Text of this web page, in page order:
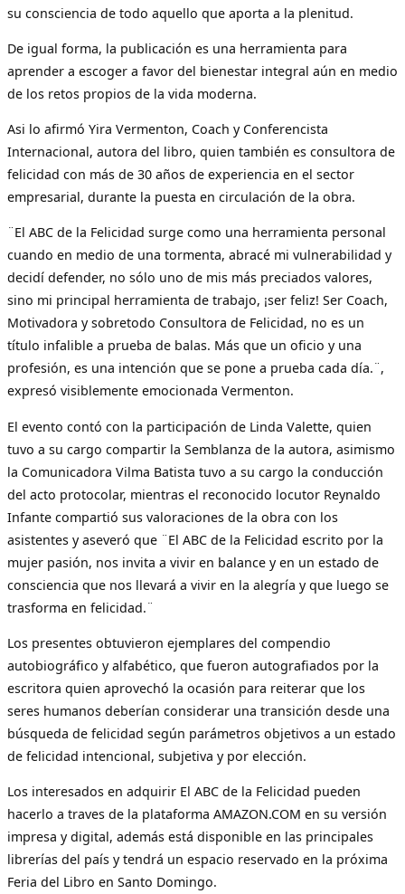
su consciencia de todo aquello que aporta a la plenitud.
De igual forma, la publicación es una herramienta para
aprender a escoger a favor del bienestar integral aún en medio
de los retos propios de la vida moderna.
Asi lo afirmó Yira Vermenton, Coach y Conferencista
Internacional, autora del libro, quien también es consultora de
felicidad con más de 30 años de experiencia en el sector
empresarial, durante la puesta en circulación de la obra.
¨El ABC de la Felicidad surge como una herramienta personal
cuando en medio de una tormenta, abracé mi vulnerabilidad y
decidí defender, no sólo uno de mis más preciados valores,
sino mi principal herramienta de trabajo, ¡ser feliz! Ser Coach,
Motivadora y sobretodo Consultora de Felicidad, no es un
título infalible a prueba de balas. Más que un oficio y una
profesión, es una intención que se pone a prueba cada día.¨,
expresó visiblemente emocionada Vermenton.
El evento contó con la participación de Linda Valette, quien
tuvo a su cargo compartir la Semblanza de la autora, asimismo
la Comunicadora Vilma Batista tuvo a su cargo la conducción
del acto protocolar, mientras el reconocido locutor Reynaldo
Infante compartió sus valoraciones de la obra con los
asistentes y aseveró que ¨El ABC de la Felicidad escrito por la
mujer pasión, nos invita a vivir en balance y en un estado de
consciencia que nos llevará a vivir en la alegría y que luego se
trasforma en felicidad.¨
Los presentes obtuvieron ejemplares del compendio
autobiográfico y alfabético, que fueron autografiados por la
escritora quien aprovechó la ocasión para reiterar que los
seres humanos deberían considerar una transición desde una
búsqueda de felicidad según parámetros objetivos a un estado
de felicidad intencional, subjetiva y por elección.
Los interesados en adquirir El ABC de la Felicidad pueden
hacerlo a traves de la plataforma AMAZON.COM en su versión
impresa y digital, además está disponible en las principales
librerías del país y tendrá un espacio reservado en la próxima
Feria del Libro en Santo Domingo.